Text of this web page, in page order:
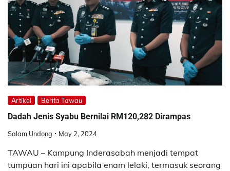
Artikel Berita Tawau
Dadah Jenis Syabu Bernilai RM120,282 Dirampas
Salam Undong May 2, 2024
TAWAU – Kampung Inderasabah menjadi tempat
tumpuan hari ini apabila enam lelaki, termasuk seorang